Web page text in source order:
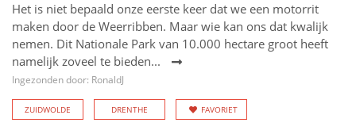
Het is niet bepaald onze eerste keer dat we een motorrit
maken door de Weerribben. Maar wie kan ons dat kwalijk
nemen. Dit Nationale Park van 10.000 hectare groot heeft
namelijk zoveel te bieden...
Ingezonden door: RonaldJ
ZUIDWOLDE DRENTHE FAVORIET